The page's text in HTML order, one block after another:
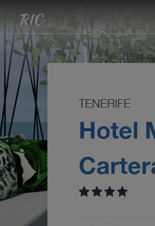
TENERIFE
Hotel